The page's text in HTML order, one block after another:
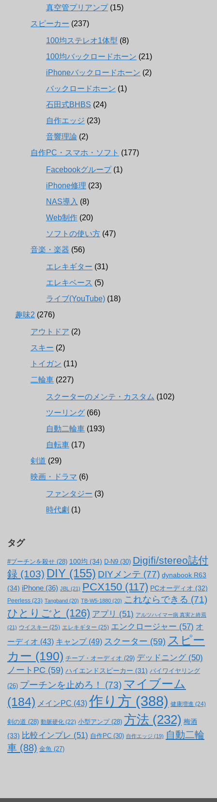
真空管プリアンプ(15)
スピーカー (237)
100均ステレオ1体型 (8)
100均バックロードホーン (21)
iPhoneバックロードホーン (2)
バックロードホーン (1)
石田式BHBS (24)
自作エッジ (23)
音響理論 (2)
自作PC・スマホ・ソフト (177)
Facebookグループ(1)
iPhone修理 (23)
NAS導入 (8)
Web制作 (20)
ソフトの使い方 (47)
音楽・楽器 (56)
エレキギター (31)
エレキベース (5)
ライブ(YouTube) (18)
趣味2 (276)
アウトドア (2)
スキー (2)
トイガン (11)
二輪車 (227)
スクーターのメンテ・カスタム (102)
ツーリング (66)
自動二輪車 (193)
自転車 (17)
剣道 (29)
映画・ドラマ (6)
ファンタジー (3)
時代劇 (1)
タグ
#プーチンを殺せ (28) 100均 (34) D-N9 (30) Digifi/stereo誌付
録 (103) DIY (155) DIYメンテ (77) dynabook R63
(34) iPhone (36) JBL (21) PCX150 (117) PCオーディオ (32)
Peerless (23) Tangband (20) TB-W5-1880 (20) これならできる (71)
ひとりごと (126) アプリ (51) アルツハイマー病 真実と終焉
(21) ウイスキー (25) エレキギター (25) エンクロージャー (57) オ
ーディオ (43) キャンプ(49) スクーター (59) スピー
カー (190) チープ・オーディオ (29) デッドニング (50)
ノートPC (59) ハイエンドスピーカー (31) バイワイヤリング
(26) プーチンを止めろ！ (73) マイブーム
(184) メインPC (43) 作り方 (388) 健康増進 (24)
剣の道 (28) 動脈硬化 (22) 小型アンプ(28) 方法 (232) 梅酒
(33) 比較インプレ (51) 自作PC (30) 自作エッジ (19) 自動二輪
車 (88) 金魚 (27)